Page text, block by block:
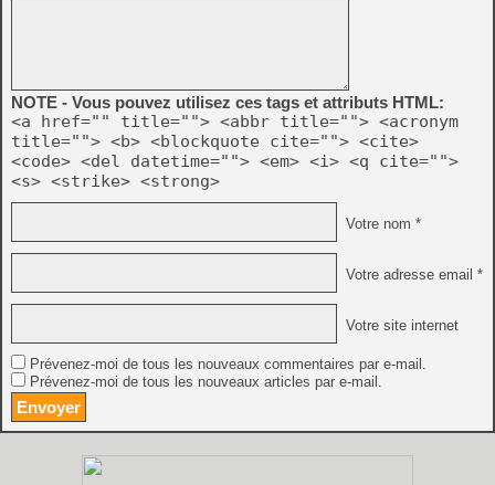
NOTE - Vous pouvez utilisez ces tags et attributs HTML:
<a href="" title=""> <abbr title=""> <acronym
title=""> <b> <blockquote cite=""> <cite>
<code> <del datetime=""> <em> <i> <q cite="">
<s> <strike> <strong>
Votre nom *
Votre adresse email *
Votre site internet
Prévenez-moi de tous les nouveaux commentaires par e-mail.
Prévenez-moi de tous les nouveaux articles par e-mail.